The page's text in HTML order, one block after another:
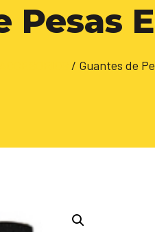
Pesas
/ Guantes de